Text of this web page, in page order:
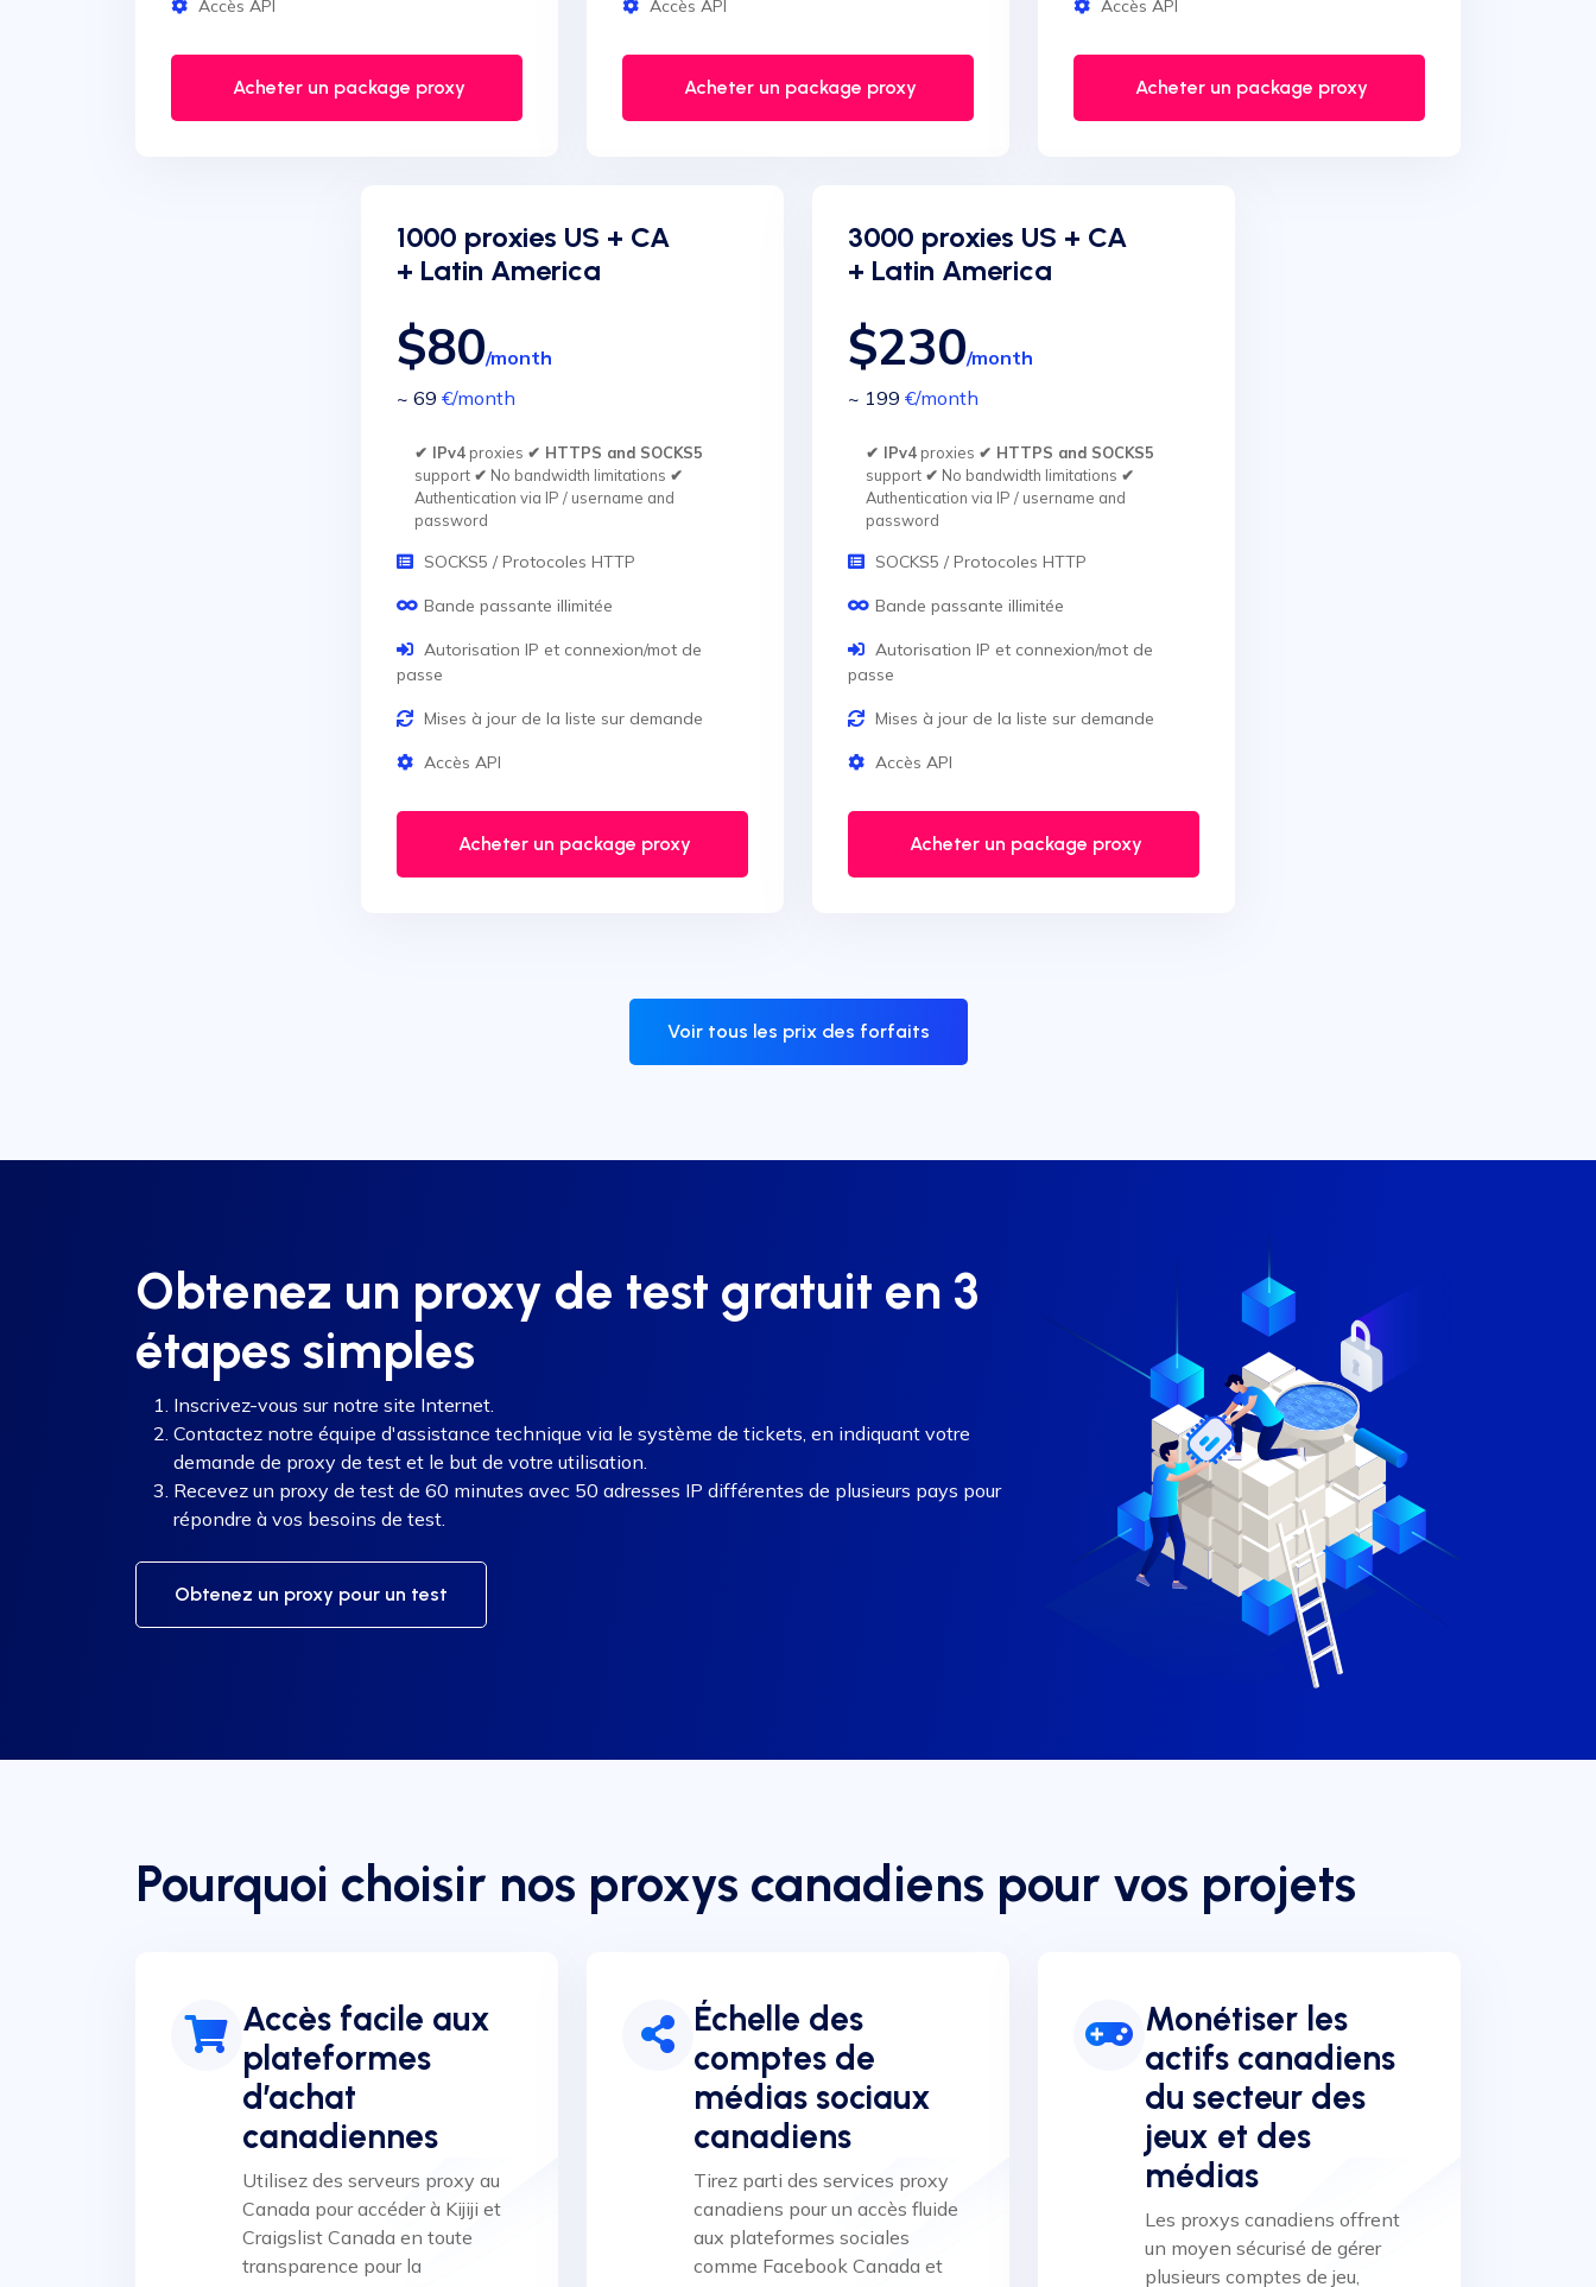
Accès API
Acheter un package proxy
Accès API
Acheter un package proxy
Accès API
Acheter un package proxy
1000 proxies US + CA
+ Latin America
$80/month
~ 69 €/month
✔ IPv4proxies ✔ HTTPS and SOCKS5
support ✔ No bandwidth limitations ✔
Authentication via IP / username and
password
SOCKS5 / Protocoles HTTP
Bande passante illimitée
Autorisation IP et connexion/mot de
passe
Mises à jour de la liste sur demande
Accès API
Acheter un package proxy
3000 proxies US + CA
+ Latin America
$230/month
~ 199 €/month
✔ IPv4proxies ✔ HTTPS and SOCKS5
support ✔ No bandwidth limitations ✔
Authentication via IP / username and
password
SOCKS5 / Protocoles HTTP
Bande passante illimitée
Autorisation IP et connexion/mot de
passe
Mises à jour de la liste sur demande
Accès API
Acheter un package proxy
Voir tous les prix des forfaits
Obtenez un proxy de test gratuit en 3
étapes simples
Inscrivez-vous sur notre site Internet.
Contactez notre équipe d'assistance technique via le système de tickets, en indiquant votre
demande de proxy de test et le but de votre utilisation.
Recevez un proxy de test de 60 minutes avec 50 adresses IP différentes de plusieurs pays pour
répondre à vos besoins de test.
Obtenez un proxy pour un test
Pourquoi choisir nos proxys canadiens pour vos projets
Accès facile aux
plateformes
d’achat
canadiennes
Utilisez des serveurs proxy au
Canada pour accéder à Kijiji et
Craigslist Canada en toute
transparence pour la
Échelle des
comptes de
médias sociaux
canadiens
Tirez parti des services proxy
canadiens pour un accès fluide
aux plateformes sociales
comme Facebook Canada et
Monétiser les
actifs canadiens
du secteur des
jeux et des
médias
Les proxys canadiens offrent
un moyen sécurisé de gérer
plusieurs comptes de jeu,